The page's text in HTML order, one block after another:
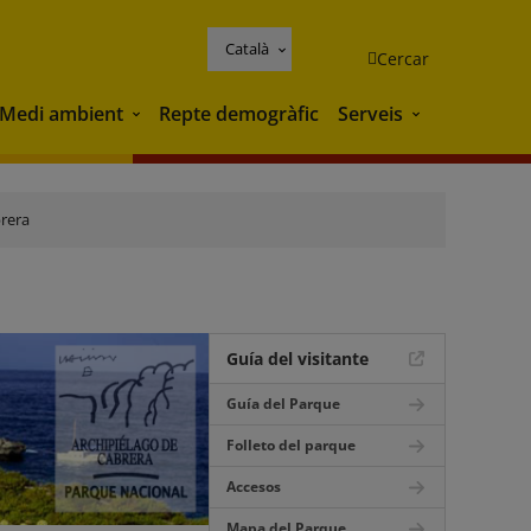
Català Cercar
Medi ambient Medi ambient
Repte demogràfic Serveis Serveis
Guía del visitante
Guía del Parque
Folleto del parque
Accesos